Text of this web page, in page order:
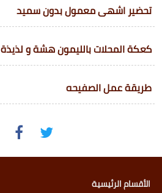
تحضير اشهى معمول بدون سميد
كعكة المحلات بالليمون هشة و لذيذة
طريقة عمل الصفيحه
الأقسام الرئيسية